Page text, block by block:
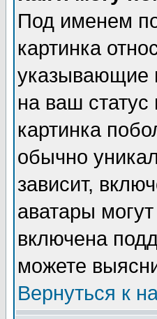
Под именем
картинка
указывающие
на ваш
картинка
обычно
зависит,
аватары
включена
можете
Вернуться к